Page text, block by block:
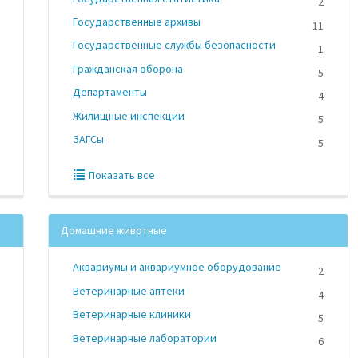
Государственные архивы
11
Государственные службы безопасности
1
Гражданская оборона
5
Департаменты
4
Жилищные инспекции
5
ЗАГСы
5
Показать все
Домашние животные
Аквариумы и аквариумное оборудование
2
Ветеринарные аптеки
4
Ветеринарные клиники
5
Ветеринарные лаборатории
6